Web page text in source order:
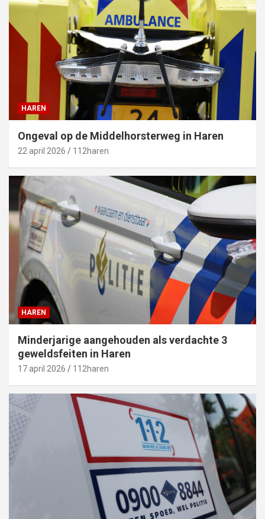
HAREN
Ongeval op de Middelhorsterweg in Haren
22 april 2026 112haren
HAREN
Minderjarige aangehouden als verdachte 3
geweldsfeiten in Haren
17 april 2026 112haren